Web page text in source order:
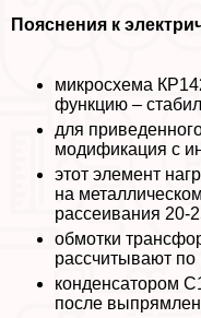
Пояснения к
микросхема
функцию –
для
модификация с
этот элемент
на
рассеивания 20-
обмотки
рассчитывают
конденсатором
после